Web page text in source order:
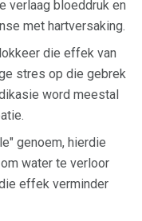
verlaag bloeddruk en
met hartversaking.
die effek van
stres op die gebrek
word meestal
genoem, hierdie
water te verloor
effek verminder